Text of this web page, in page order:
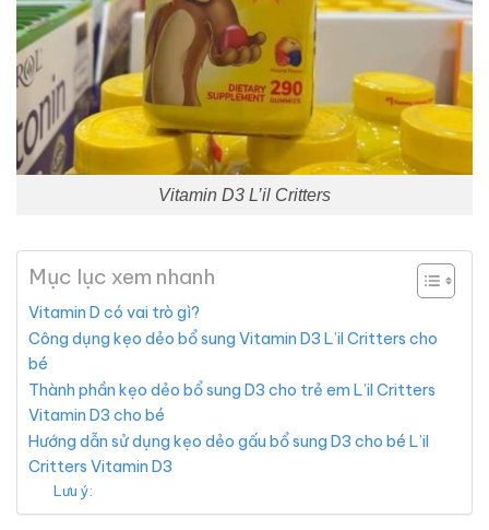
Vitamin D3 L’il Critters
Mục lục xem nhanh
Vitamin D có vai trò gì?
Công dụng kẹo dẻo bổ sung Vitamin D3 L’il Critters cho
bé
Thành phần kẹo dẻo bổ sung D3 cho trẻ em L’il Critters
Vitamin D3 cho bé
Hướng dẫn sử dụng kẹo dẻo gấu bổ sung D3 cho bé L’il
Critters Vitamin D3
Lưu ý: